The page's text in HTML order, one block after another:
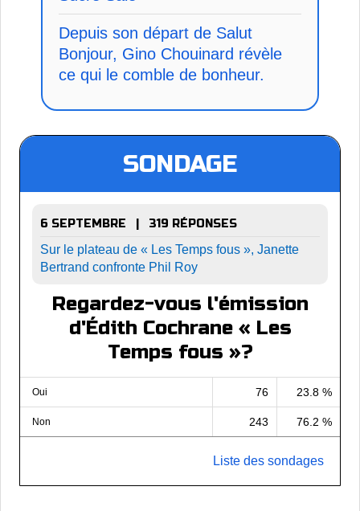
Depuis son départ de Salut
Bonjour, Gino Chouinard révèle
ce qui le comble de bonheur.
SONDAGE
6 SEPTEMBRE | 319 RÉPONSES
Sur le plateau de « Les Temps fous », Janette
Bertrand confronte Phil Roy
Regardez-vous l'émission
d'Édith Cochrane « Les
Temps fous »?
Oui 76 23.8 %
Non 243 76.2 %
Liste des sondages